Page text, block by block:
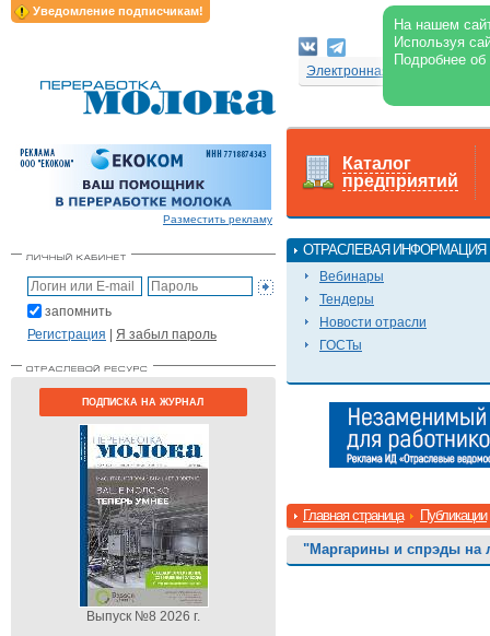
Уведомление подписчикам!
На нашем
Используя
Подробнее
Электронная версия
Разместить рекламу
запомнить
Регистрация | Я забыл пароль
ПОДПИСКА НА ЖУРНАЛ
Выпуск №8 2026 г.
Каталог
предприятий
ОТРАСЛЕВАЯ ИНФОРМАЦИЯ
Вебинары
Тендеры
Новости отрасли
ГОСТы
Главная страница Публикации
"Маргарины и спрэды на